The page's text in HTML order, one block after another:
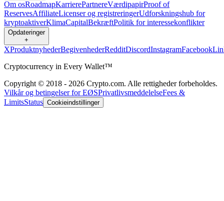
Om osRoadmapKarrierePartnereVærdipapirProof of
ReservesAffiliateLicenser og registreringerUdforskningshub for
kryptoaktiverKlimaCapitalBekræftPolitik for interessekonflikter
Opdateringer
+
XProduktnyhederBegivenhederRedditDiscordInstagramFacebook
Cryptocurrency in Every Wallet™
Copyright © 2018 - 2026 Crypto.com. Alle rettigheder forbeholdes.
Vilkår og betingelser for EØSPrivatlivsmeddelelseFees &
LimitsStatus Cookieindstillinger